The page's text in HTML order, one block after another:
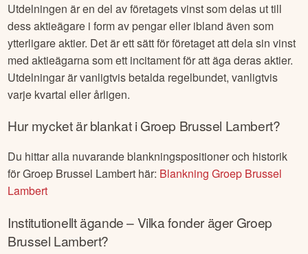
Utdelningen är en del av företagets vinst som delas ut till
dess aktieägare i form av pengar eller ibland även som
ytterligare aktier. Det är ett sätt för företaget att dela sin vinst
med aktieägarna som ett incitament för att äga deras aktier.
Utdelningar är vanligtvis betalda regelbundet, vanligtvis
varje kvartal eller årligen.
Hur mycket är blankat iGroep Brussel Lambert?
Du hittar alla nuvarande blankningspositioner och historik
förGroep Brussel Lambert här: BlankningGroep Brussel
Lambert
Institutionellt ägande – Vilka fonder ägerGroep
Brussel Lambert?